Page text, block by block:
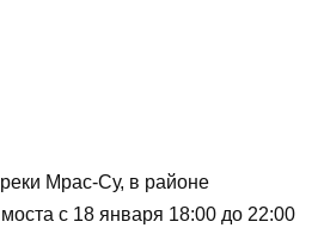
Мрас-Су, в районе
с 18 января 18:00 до 22:00